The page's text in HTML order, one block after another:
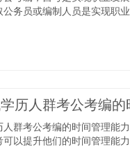
公务员或编制人员是实现职
历人群考公考编
人群考公考编的时间管理能
可以提升他们的时间管理能